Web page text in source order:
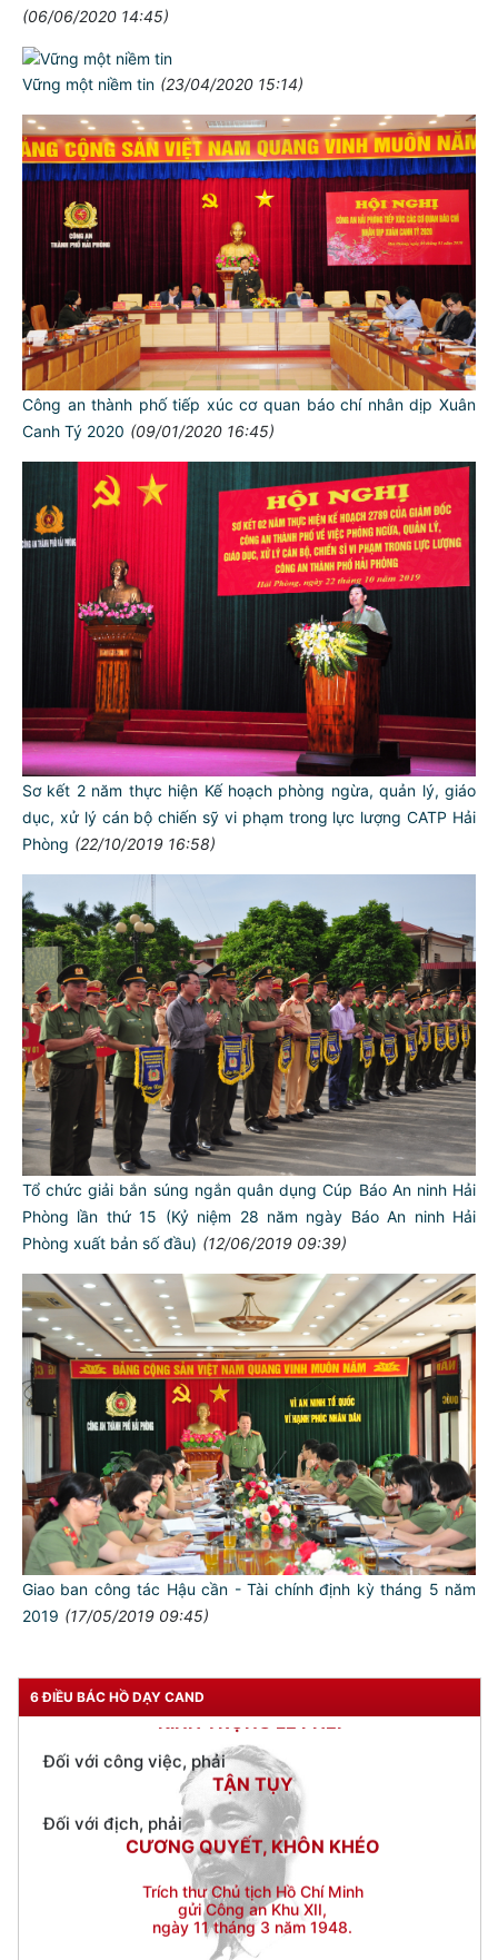
(06/06/2020 14:45)
Vững một niềm tin (23/04/2020 15:14)
Công an thành phố tiếp xúc cơ quan báo chí nhân dịp Xuân
Canh Tý 2020 (09/01/2020 16:45)
Sơ kết 2 năm thực hiện Kế hoạch phòng ngừa, quản lý, giáo
dục, xử lý cán bộ chiến sỹ vi phạm trong lực lượng CATP Hải
Phòng (22/10/2019 16:58)
Tổ chức giải bắn súng ngắn quân dụng Cúp Báo An ninh Hải
Phòng lần thứ 15 (Kỷ niệm 28 năm ngày Báo An ninh Hải
Phòng xuất bản số đầu) (12/06/2019 09:39)
Giao ban công tác Hậu cần - Tài chính định kỳ tháng 5 năm
2019 (17/05/2019 09:45)
6 ĐIỀU BÁC HỒ DẠY CAND
TƯ CÁCH
NGƯỜI CÔNG AN CÁCH MỆNH LÀ:
Đối với tự mình, phải
CẦN, KIỆM, LIÊM, CHÍNH
Đối với đồng sự, phải
THÂN ÁI GIÚP ĐỠ
Đối với chính phủ, phải
TUYỆT ĐỐI TRUNG THÀNH
Đối với nhân dân, phải
Đối với công việc, phải
CƯƠNG QUYẾT, KHÔN KHÉO
Trích thư Chủ tịch Hồ Chí Minh
gửi Công an Khu XII,
ngày 11 tháng 3 năm 1948.